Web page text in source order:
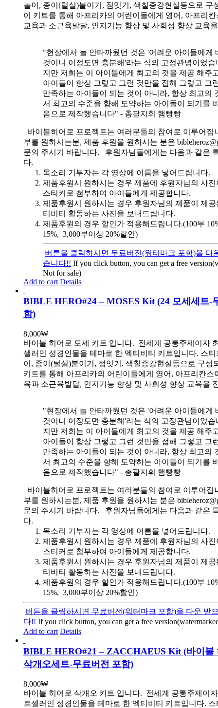
놀이, 종이(털실)붙이기, 점잇기, 색칠증강현실등으로 구
이 키트를 통해 아프리카의 어린이들에게 영어, 아프리
교육과 소근육발달, 인지기능 향상 및 사회성 향상 교육
"현장에서 늘 안타까웠던 것은 '어려운 아이들에게
것이니 이정도면 충분해'라는 식의 고정관념이었습
지만 저희는 이 아이들에게 최고의 것을 제공 해주
아이들이 항상 그렇고 그런 것만을 접해 그렇고 그
만족하는 아이들이 되는 것이 아니라, 항상 최고의
서 최고의 수준을 향해 도약하는 아이들이 되기를
음으로 제작했습니다" - 총괄지휘 햄빵빵
바이블히어로 프로젝트는 여러분들의 참여로 이루어집
부를 원하시는분, 제품 후원을 원하시는 분은
문의 주시기 바랍니다. 후원자님들에게는 다음과 같은
다.
목소리 기부자는 각 영상에 이름을 넣어드립니다.
제품후원시 원하시는 경우 제품에 후원자님의 사
스티커로 첨부하여 아이들에게 제공합니다.
제품후원시 원하시는 경우 후원자님의 제품이 제
티비티 활동하는 사진을 보내드립니다.
제품후원의 경우 할인가 적용해드립니다.(100부
15%, 3,000부이상 20%할인)
버튼을 클릭하시면 무료버전(워터마크 포함)을 다
습니다!! If you click button, you can get a free
Not for sale)
Add to cart Details
BIBLE HERO#24 – MOSES Kit (24 모세세트-
함)
8,000₩
바이블 히어로 모세 키트 입니다. 전세계 공통주제이자
셀러인 성경인물을 테마로 한 엑티비티 키트입니다. 스
이, 종이(털실)붙이기, 점잇기, 색칠증강현실등으로 구성
키트를 통해 아프리카의 어린이들에게 영어, 아프리칸스
육과 소근육발달, 인지기능 향상 및 사회성 향상 교육을
"현장에서 늘 안타까웠던 것은 '어려운 아이들에게
것이니 이정도면 충분해'라는 식의 고정관념이었습
지만 저희는 이 아이들에게 최고의 것을 제공 해주
아이들이 항상 그렇고 그런 것만을 접해 그렇고 그
만족하는 아이들이 되는 것이 아니라, 항상 최고의
서 최고의 수준을 향해 도약하는 아이들이 되기를
음으로 제작했습니다" - 총괄지휘 햄빵빵
바이블히어로 프로젝트는 여러분들의 참여로 이루어집
부를 원하시는분, 제품 후원을 원하시는 분은
문의 주시기 바랍니다. 후원자님들에게는 다음과 같은
다.
목소리 기부자는 각 영상에 이름을 넣어드립니다.
제품후원시 원하시는 경우 제품에 후원자님의 사
스티커로 첨부하여 아이들에게 제공합니다.
제품후원시 원하시는 경우 후원자님의 제품이 제
티비티 활동하는 사진을 보내드립니다.
제품후원의 경우 할인가 적용해드립니다.(100부
15%, 3,000부이상 20%할인)
버튼을 클릭하시면 무료버전(워터마크 포함)을 다운 받
다!! If you click button, you can get a free
Add to cart Details
BIBLE HERO#21 – ZACCHAEUS Kit (바이블
삭개오세트-무료버전 포함)
8,000₩
바이블 히어로 삭개오 키트 입니다. 전세계 공통주제이
트셀러인 성경인물을 테마로 한 엑티비티 키트입니다.